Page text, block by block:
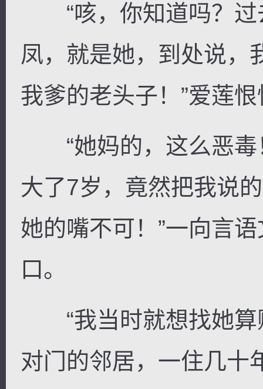
“咳，你知道吗？过
凤，就是她，到处说，
我爹的老头子！”爱莲
“她妈的，这么恶毒
大了7岁，竟然把我说
她的嘴不可！”一向言
口。
“我当时就想找她算
对门的邻居，一住几十